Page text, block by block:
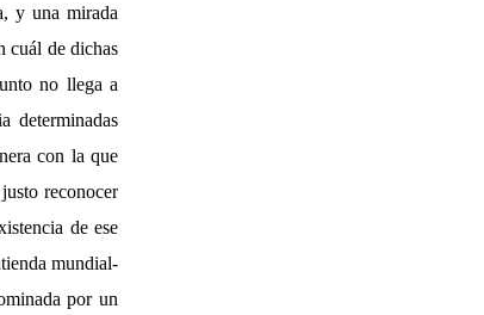
y una mirada
cuál de dichas
no llega a
determinadas
con la que
reconocer
de ese
mundial-
por un